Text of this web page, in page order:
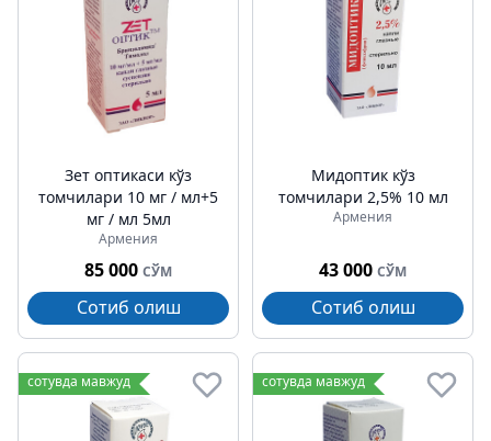
Зет оптикаси кўз
томчилари 10 мг / мл+5
мг / мл 5мл
Армения
85 000 СЎМ
Сотиб олиш
Мидоптик кўз
томчилари 2,5% 10 мл
Армения
43 000 СЎМ
Сотиб олиш
сотувда мавжуд сотувда мавжуд